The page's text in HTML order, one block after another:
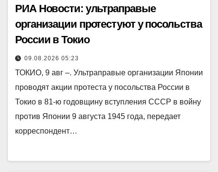
РИА Новости: ультраправые
организации протестуют у посольства
России в Токио
09.08.2026 05:23
ТОКИО, 9 авг –. Ультраправые организации Японии
проводят акции протеста у посольства России в
Токио в 81-ю годовщину вступления СССР в войну
против Японии 9 августа 1945 года, передает
корреспондент…